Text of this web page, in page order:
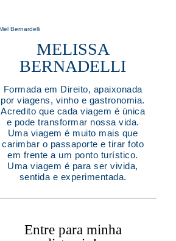
MELISSA
BERNADELLI
Formada em Direito, apaixonada
por viagens, vinho e gastronomia.
Acredito que cada viagem é única
e pode transformar nossa vida.
Uma viagem é muito mais que
carimbar o passaporte e tirar foto
em frente a um ponto turístico.
Uma viagem é para ser vivida,
sentida e experimentada.
Entre para minha